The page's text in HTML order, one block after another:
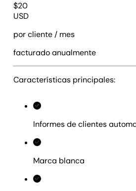
$20
USD
por cliente / mes
facturado anualmente
Características principales:
Informes de clientes
Marca blanca